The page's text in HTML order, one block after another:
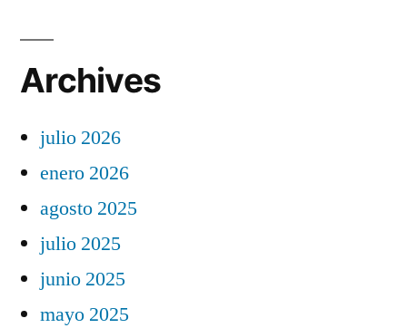
Archives
julio 2026
enero 2026
agosto 2025
julio 2025
junio 2025
mayo 2025